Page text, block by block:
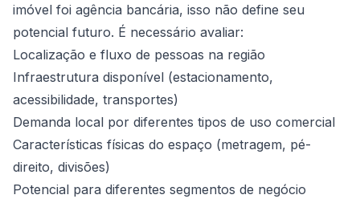
imóvel foi agência bancária, isso não define seu
potencial futuro. É necessário avaliar:
Localização e fluxo de pessoas na região
Infraestrutura disponível (estacionamento,
acessibilidade, transportes)
Demanda local por diferentes tipos de uso comercial
Características físicas do espaço (metragem, pé-
direito, divisões)
Potencial para diferentes segmentos de negócio